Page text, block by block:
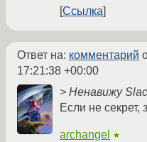
Ссылка
Ответ на: комментарий
17:21:38 +00:00
> Ненавижу
Если не секрет,
archangel ★